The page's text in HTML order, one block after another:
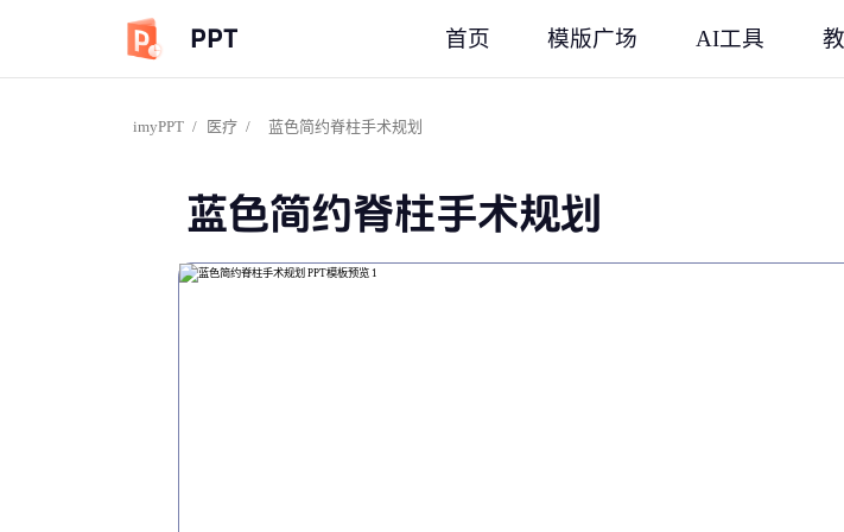
PPT 首页 模版广场 AI工具
imyPPT / 医疗 / 蓝色简约脊柱手术规划
蓝色简约脊柱手术规划